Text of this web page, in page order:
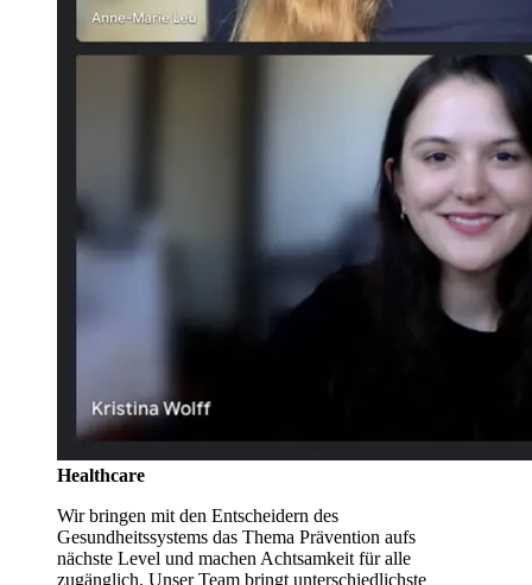
Healthcare
Wir bringen mit den Entscheidern des
Gesundheitssystems das Thema Prävention aufs
nächste Level und machen Achtsamkeit für alle
zugänglich. Unser Team bringt unterschiedlichste